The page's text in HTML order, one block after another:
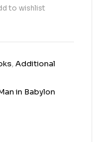
to wishlist
,Additional
in Babylon